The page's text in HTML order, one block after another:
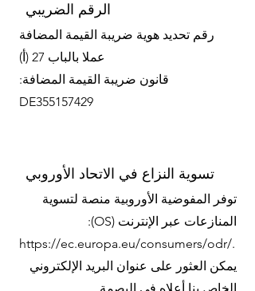
الرقم الضريبي
رقم تحديد هوية ضريبة القيمة المضافة
عملا بالباب 27 (أ)
قانون ضريبة القيمة المضافة:
DE355157429
تسوية النزاع في الاتحاد الأوروبي
توفر المفوضية الأوروبية منصة لتسوية
المنازعات عبر الإنترنت (OS):
https://ec.europa.eu/consumers/odr/.
يمكن العثور على عنوان البريد الإلكتروني